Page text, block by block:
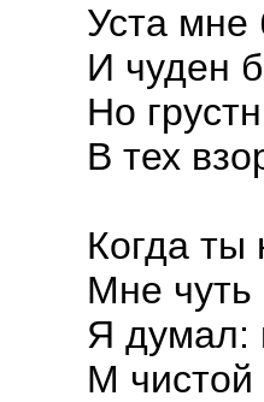
Уста мне
И чуден
Но
В тех
Когда ты
Мне
Я думал:
М чистой